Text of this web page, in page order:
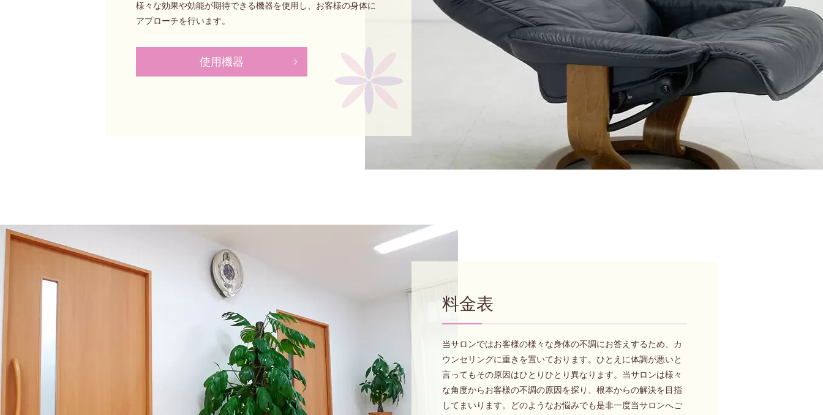
様々な効果や効能が期待できる機器を使用し、お客様の身体に
アプローチを行います。
使用機器
料金表
当サロンではお客様の様々な身体の不調にお答えするため、カ
ウンセリングに重きを置いております。ひとえに体調が悪いと
言ってもその原因はひとりひとり異なります。当サロンは様々
な角度からお客様の不調の原因を探り、根本からの解決を目指
してまいります。どのようなお悩みでも是非一度当サロンへご